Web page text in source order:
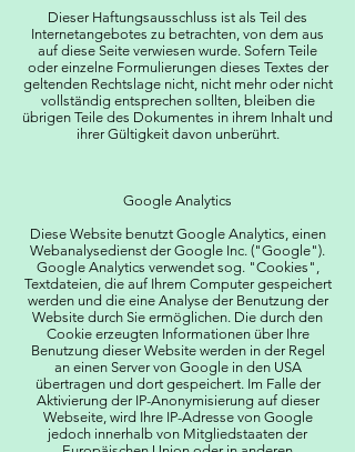
Dieser Haftungsausschluss ist als Teil des
Internetangebotes zu betrachten, von dem aus
auf diese Seite verwiesen wurde. Sofern Teile
oder einzelne Formulierungen dieses Textes der
geltenden Rechtslage nicht, nicht mehr oder nicht
vollständig entsprechen sollten, bleiben die
übrigen Teile des Dokumentes in ihrem Inhalt und
ihrer Gültigkeit davon unberührt.
Google Analytics
Diese Website benutzt Google Analytics, einen
Webanalysedienst der Google Inc. ("Google").
Google Analytics verwendet sog. "Cookies",
Textdateien, die auf Ihrem Computer gespeichert
werden und die eine Analyse der Benutzung der
Website durch Sie ermöglichen. Die durch den
Cookie erzeugten Informationen über Ihre
Benutzung dieser Website werden in der Regel
an einen Server von Google in den USA
übertragen und dort gespeichert. Im Falle der
Aktivierung der IP-Anonymisierung auf dieser
Webseite, wird Ihre IP-Adresse von Google
jedoch innerhalb von Mitgliedstaaten der